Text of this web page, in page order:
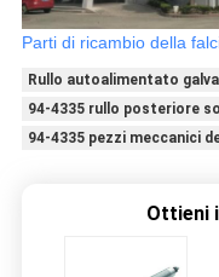
Parti di ricambio della
Rullo autoalimentato
94-4335 rullo posteriore
94-4335 pezzi meccanici
Ottieni